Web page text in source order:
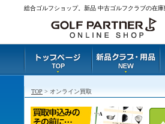
総合ゴルフショップ。新品 中古ゴルフクラブの在
TOP > オンライン買取